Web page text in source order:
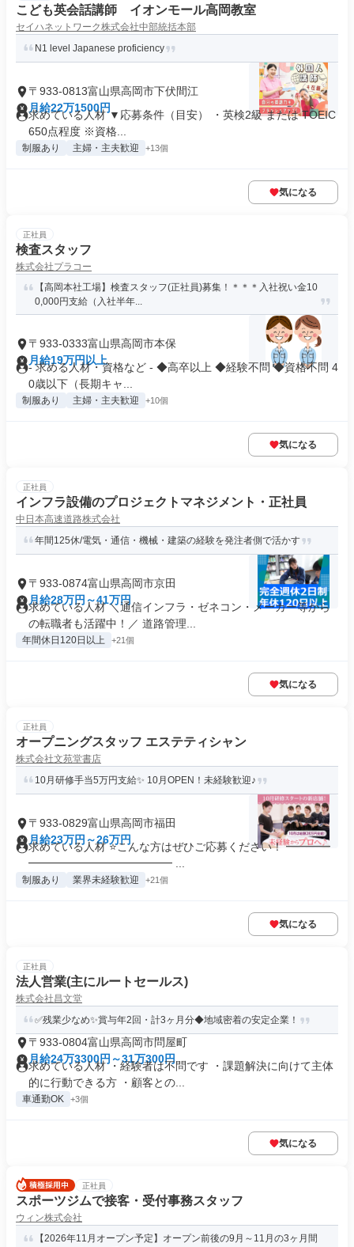
こども英会話講師 イオンモール高岡教室
セイハネットワーク株式会社中部統括本部
N1 level Japanese proficiency
〒933-0813富山県高岡市下伏間江
月給22万1500円
求めている人材 ▼応募条件（目安） ・英検2級 または TOEIC
650点程度 ※資格...
制服あり 主婦・主夫歓迎 +13個
気になる
正社員
検査スタッフ
株式会社プラコー
【高岡本社工場】検査スタッフ(正社員)募集！＊＊＊入社祝い金10
0,000円支給（入社半年...
〒933-0333富山県高岡市本保
月給19万円以上
- 求める人材・資格など - ◆高卒以上 ◆経験不問 ◆資格不問 4
0歳以下（長期キャ...
制服あり 主婦・主夫歓迎 +10個
気になる
正社員
インフラ設備のプロジェクトマネジメント・正社員
中日本高速道路株式会社
年間125休/電気・通信・機械・建築の経験を発注者側で活かす
〒933-0874富山県高岡市京田
月給28万円～41万円
求めている人材 ＼通信インフラ・ゼネコン・メーカー等から
の転職者も活躍中！／ 道路管理...
年間休日120日以上 +21個
気になる
正社員
オープニングスタッフ エステティシャン
株式会社文苑堂書店
10月研修手当5万円支給✨ 10月OPEN！未経験歓迎♪
〒933-0829富山県高岡市福田
月給23万円～26万円
求めている人材 ⭐こんな方はぜひご応募ください！ ━━━━
━━━━━━━━━━━━━ ...
制服あり 業界未経験歓迎 +21個
気になる
正社員
法人営業(主にルートセールス)
株式会社昌文堂
✅残業少なめ✨賞与年2回・計3ヶ月分◆地域密着の安定企業！
〒933-0804富山県高岡市問屋町
月給24万3300円～31万300円
求めている人材 ・経験者は不問です ・課題解決に向けて主体
的に行動できる方 ・顧客との...
車通勤OK +3個
気になる
正社員
スポーツジムで接客・受付事務スタッフ
ウィン株式会社
【2026年11月オープン予定】オープン前後の9月～11月の3ヶ月間